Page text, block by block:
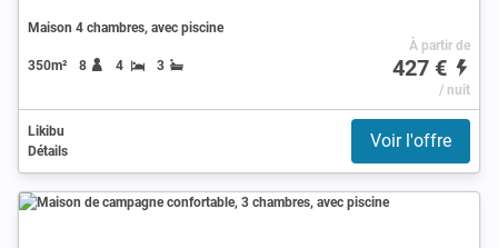
Maison 4 chambres, avec piscine
350m² 8 4 3
À partir de
427 €
/ nuit
Likibu
Détails
Voir l'offre